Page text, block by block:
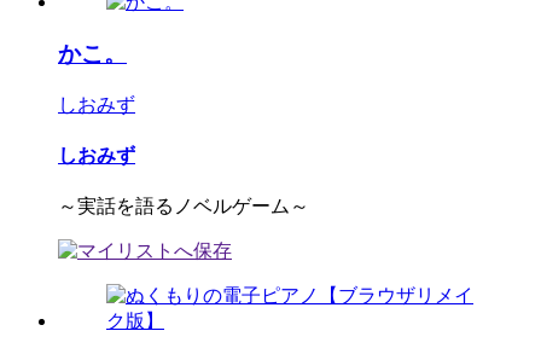
かこ。
しおみず
しおみず
～実話を語るノベルゲーム～